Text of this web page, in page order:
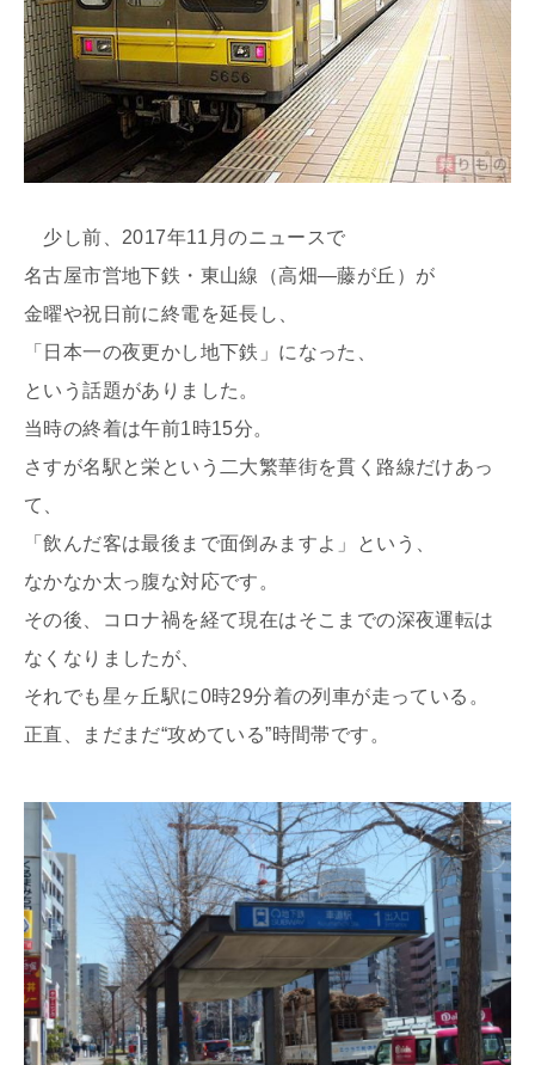
少し前、2017年11月のニュースで
名古屋市営地下鉄・東山線（高畑―藤が丘）が
金曜や祝日前に終電を延長し、
「日本一の夜更かし地下鉄」になった、
という話題がありました。
当時の終着は午前1時15分。
さすが名駅と栄という二大繁華街を貫く路線だけあっ
て、
「飲んだ客は最後まで面倒みますよ」という、
なかなか太っ腹な対応です。
その後、コロナ禍を経て現在はそこまでの深夜運転は
なくなりましたが、
それでも星ヶ丘駅に0時29分着の列車が走っている。
正直、まだまだ“攻めている”時間帯です。